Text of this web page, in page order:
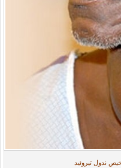
ندول تیروئید